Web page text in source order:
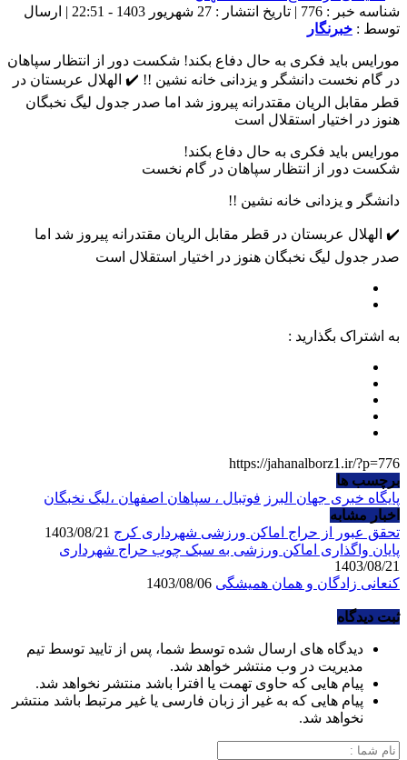
شناسه خبر : 776 | تاریخ انتشار : 27 شهریور 1403 - 22:51 | ارسال
توسط : خبرنگار
مورایس باید فکری به حال دفاع بکند! شکست دور از انتظار سپاهان
در گام نخست دانشگر و یزدانی خانه نشین !! ✔️ الهلال عربستان در
قطر مقابل الریان مقتدرانه پیروز شد اما صدر جدول لیگ نخبگان
هنوز در اختیار استقلال است
مورایس باید فکری به حال دفاع بکند!
شکست دور از انتظار سپاهان در گام نخست
دانشگر و یزدانی خانه نشین !!
✔️ الهلال عربستان در قطر مقابل الریان مقتدرانه پیروز شد اما
صدر جدول لیگ نخبگان هنوز در اختیار استقلال است
به اشتراک بگذارید :
https://jahanalborz1.ir/?p=776
برچسب ها
پایگاه خبری جهان البرز فوتبال ، سپاهان اصفهان ،لیگ نخبگان
اخبار مشابه
تحقق عبور از حراج اماکن ورزشی شهرداری کرج
پایان واگذاری اماکن ورزشی به سبک چوب حراج شهرداری
1403/08/21
کنعانی زادگان و همان همیشگی
ثبت دیدگاه
دیدگاه های ارسال شده توسط شما، پس از تایید توسط تیم
مدیریت در وب منتشر خواهد شد.
پیام هایی که حاوی تهمت یا افترا باشد منتشر نخواهد شد.
پیام هایی که به غیر از زبان فارسی یا غیر مرتبط باشد منتشر
نخواهد شد.